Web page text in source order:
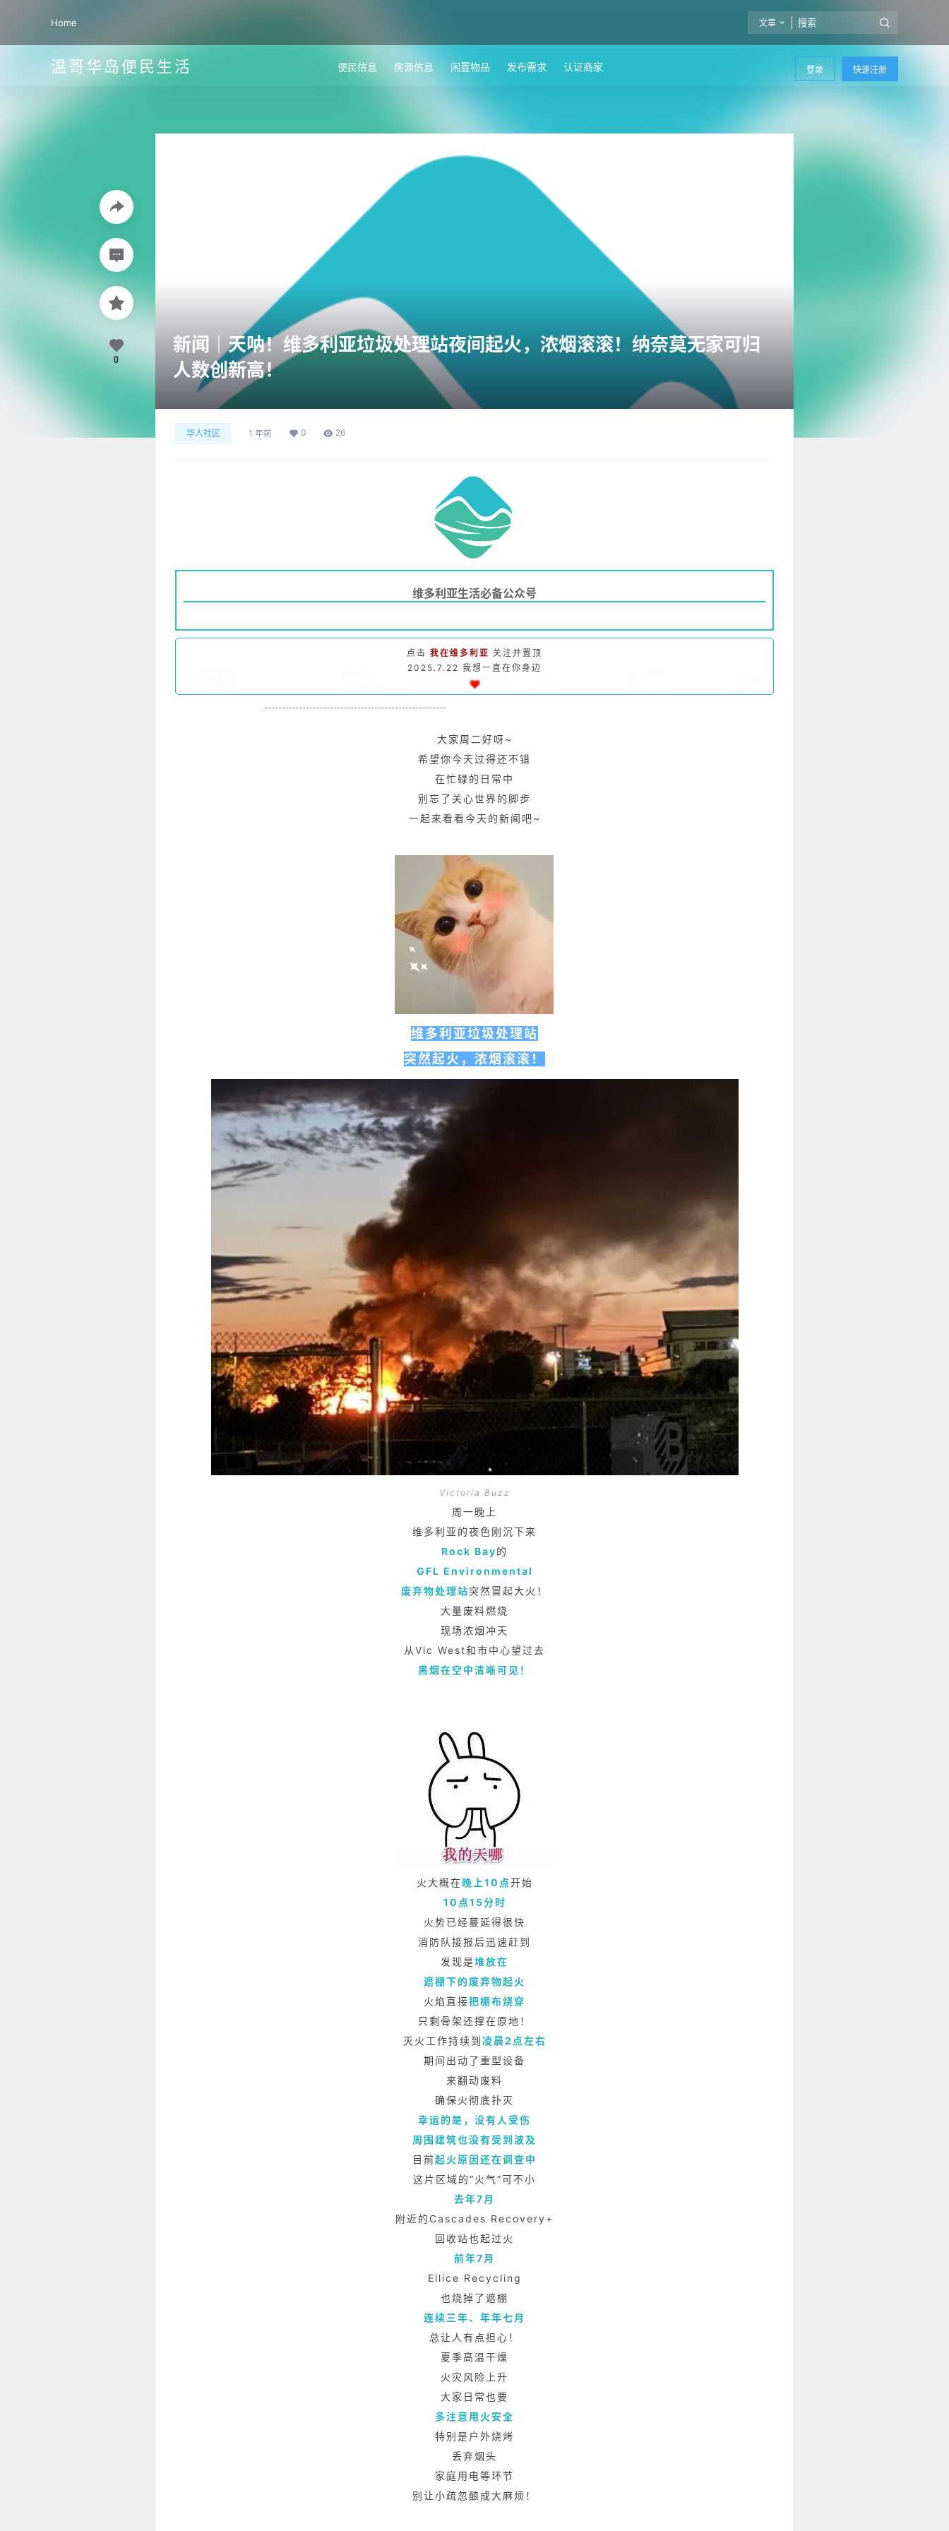
Home 文章
温哥华岛便民生活 登录 快速注册
便民信息 房源信息 闲置物品 发布需求 认证商家
新闻｜天呐！维多利亚垃圾处理站夜间起火，浓烟滚滚！纳奈莫无家可归
人数创新高！
华人社区 1 年前 0 26
维多利亚生活必备公众号
点击 我在维多利亚 关注并置顶
2025.7.22 我想一直在你身边
大家周二好呀~
希望你今天过得还不错
在忙碌的日常中
别忘了关心世界的脚步
一起来看看今天的新闻吧~
维多利亚垃圾处理站
突然起火，浓烟滚滚！
Victoria Buzz
周一晚上
维多利亚的夜色刚沉下来
Rock Bay的
GFL Environmental
废弃物处理站突然冒起大火！
大量废料燃烧
现场浓烟冲天
从Vic West和市中心望过去
黑烟在空中清晰可见！
火大概在晚上10点开始
10点15分时
火势已经蔓延得很快
消防队接报后迅速赶到
发现是堆放在
遮棚下的废弃物起火
火焰直接把棚布烧穿
只剩骨架还撑在原地！
灭火工作持续到凌晨2点左右
期间出动了重型设备
来翻动废料
确保火彻底扑灭
幸运的是，没有人受伤
周围建筑也没有受到波及
目前起火原因还在调查中
这片区域的“火气”可不小
去年7月
附近的Cascades Recovery+
回收站也起过火
前年7月
Ellice Recycling
也烧掉了遮棚
连续三年、年年七月
总让人有点担心！
夏季高温干燥
火灾风险上升
大家日常也要
多注意用火安全
特别是户外烧烤
丢弃烟头
家庭用电等环节
别让小疏忽酿成大麻烦！
0